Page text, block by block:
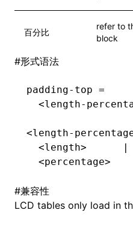
百分比
refer to
block
#形式语法
padding-top =
<length-
<length-
  <length>      |
  <percentage>
#兼容性
LCD tables only load in